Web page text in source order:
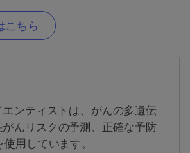
こちら
ンティストは、がんの多遺伝
んリスクの予測、正確な予防
用しています。